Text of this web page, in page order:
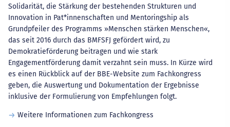
Solidarität, die Stärkung der bestehenden Strukturen und
Innovation in Pat*innenschaften und Mentoringship als
Grundpfeiler des Programms »Menschen stärken Menschen«,
das seit 2016 durch das BMFSFJ gefördert wird, zu
Demokratieförderung beitragen und wie stark
Engagementförderung damit verzahnt sein muss. In Kürze wird
es einen Rückblick auf der BBE-Website zum Fachkongress
geben, die Auswertung und Dokumentation der Ergebnisse
inklusive der Formulierung von Empfehlungen folgt.
Weitere Informationen zum Fachkongress